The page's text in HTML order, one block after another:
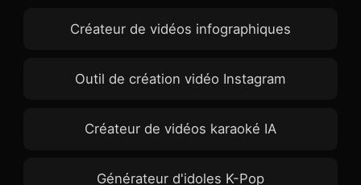
Créateur de vidéos infographiques
Outil de création vidéo Instagram
Créateur de vidéos karaoké IA
Générateur d'idoles K-Pop